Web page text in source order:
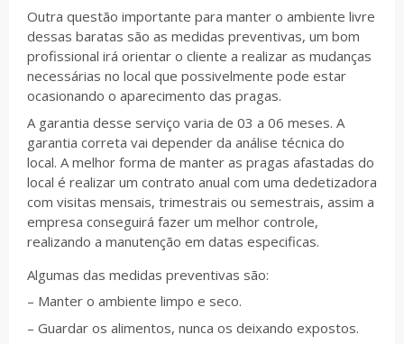
Outra questão importante para manter o ambiente livre
dessas baratas são as medidas preventivas, um bom
profissional irá orientar o cliente a realizar as mudanças
necessárias no local que possivelmente pode estar
ocasionando o aparecimento das pragas.
A garantia desse serviço varia de 03 a 06 meses. A
garantia correta vai depender da análise técnica do
local. A melhor forma de manter as pragas afastadas do
local é realizar um contrato anual com uma dedetizadora
com visitas mensais, trimestrais ou semestrais, assim a
empresa conseguirá fazer um melhor controle,
realizando a manutenção em datas especificas.
Algumas das medidas preventivas são:
– Manter o ambiente limpo e seco.
– Guardar os alimentos, nunca os deixando expostos.